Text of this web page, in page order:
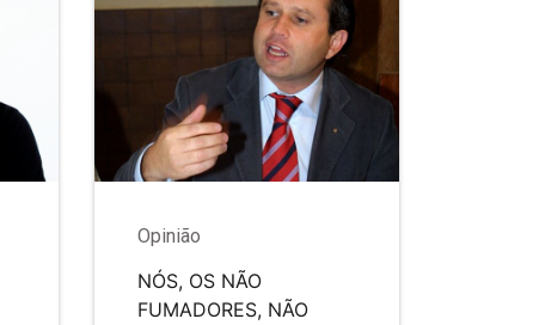
Opinião
NÓS, OS NÃO
FUMADORES, NÃO